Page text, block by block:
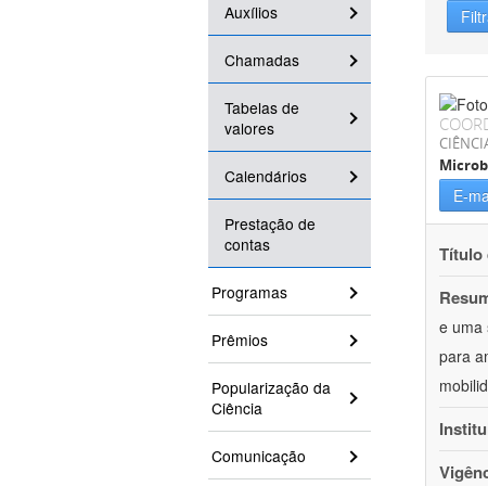
Auxílios
Chamadas
Tabelas de
valores
Calendários
Prestação de
contas
Programas
Prêmios
Popularização da
Ciência
Comunicação
E-
Título
e uma
para